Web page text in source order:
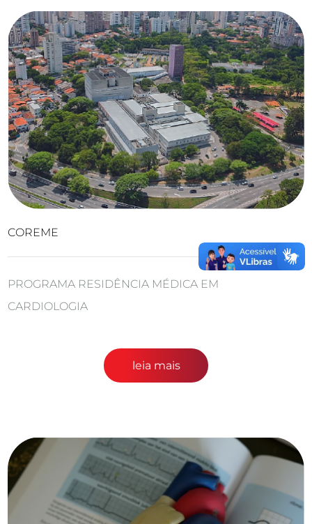
COREME
PROGRAMA RESIDÊNCIA MÉDICA EM
CARDIOLOGIA
leia mais